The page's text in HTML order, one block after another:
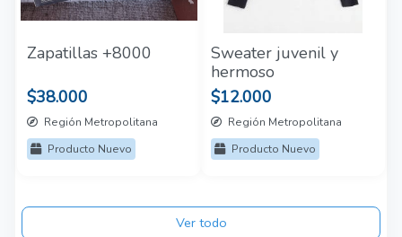
Zapatillas +8000
$38.000
Región Metropolitana
Producto Nuevo
Sweater juvenil y
hermoso
$12.000
Región Metropolitana
Producto Nuevo
Ver todo